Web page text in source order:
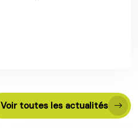
Voir toutes les actualités